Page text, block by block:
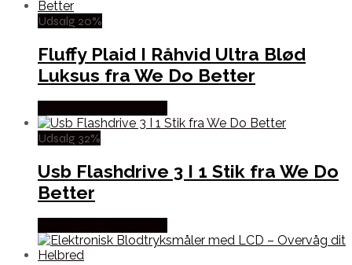
Udsalg 20%
Fluffy Plaid I Råhvid Ultra Blød
Luksus fra We Do Better
Udsalg 32%
Usb Flashdrive 3 I 1 Stik fra We Do
Better